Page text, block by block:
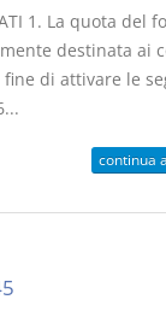
1. La quota del
destinata ai
di attivare le
continua